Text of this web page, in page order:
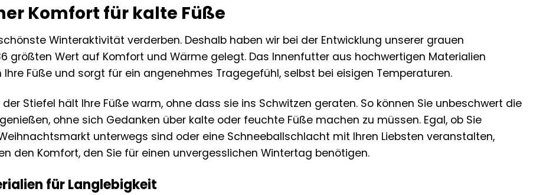
Komfort für kalte Füße
Winteraktivität verderben. Deshalb haben wir bei der Entwicklung unserer grauen
größten Wert auf Komfort und Wärme gelegt. Das Innenfutter aus hochwertigen Materialien
Füße und sorgt für ein angenehmes Tragegefühl, selbst bei eisigen Temperaturen.
der Stiefel hält Ihre Füße warm, ohne dass sie ins Schwitzen geraten. So können Sie unbeschwert die
ohne sich Gedanken über kalte oder feuchte Füße machen zu müssen. Egal, ob Sie
unterwegs sind oder eine Schneeballschlacht mit Ihren Liebsten veranstalten,
den Komfort, den Sie für einen unvergesslichen Wintertag benötigen.
für Langlebigkeit